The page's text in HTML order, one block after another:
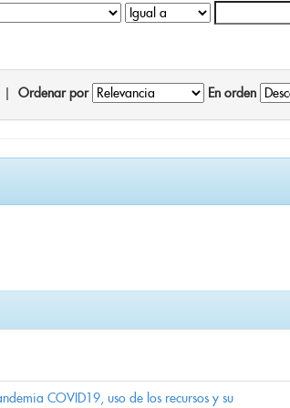
Ordenar por En orden
COVID19, uso de los recursos y su